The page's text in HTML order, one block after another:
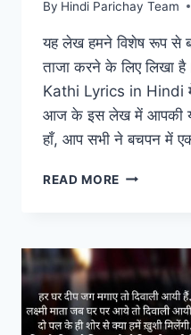
By Hindi Parichay Team
यह लेख हमने विशेष रूप से
ताजा करने के लिए लिखा
Kathi Lyrics in Hindi
आज के इस लेख में आपकी
हाँ, आप सभी ने बचपन में
READ MORE लकड़ी
LAKDI
KI
KATHI
|
POPULAR